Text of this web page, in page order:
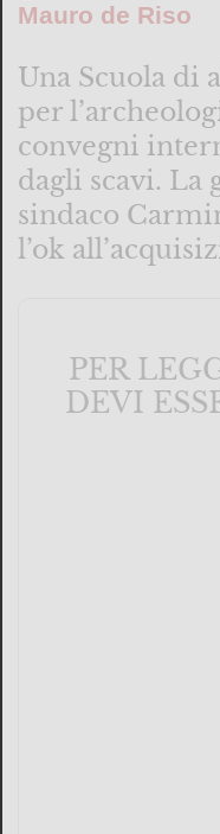
Mauro de Riso
Una Scuola di
per
convegni
dagli scavi. La
sindaco
l’ok
PER
DEVI